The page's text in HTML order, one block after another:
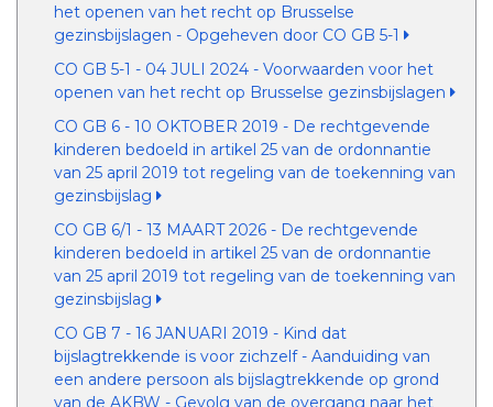
het openen van het recht op Brusselse
gezinsbijslagen - Opgeheven door CO GB 5-1
CO GB 5-1 - 04 JULI 2024 - Voorwaarden voor het
openen van het recht op Brusselse gezinsbijslagen
CO GB 6 - 10 OKTOBER 2019 - De rechtgevende
kinderen bedoeld in artikel 25 van de ordonnantie
van 25 april 2019 tot regeling van de toekenning van
gezinsbijslag
CO GB 6/1 - 13 MAART 2026 - De rechtgevende
kinderen bedoeld in artikel 25 van de ordonnantie
van 25 april 2019 tot regeling van de toekenning van
gezinsbijslag
CO GB 7 - 16 JANUARI 2019 - Kind dat
bijslagtrekkende is voor zichzelf - Aanduiding van
een andere persoon als bijslagtrekkende op grond
van de AKBW - Gevolg van de overgang naar het